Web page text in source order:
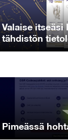
Valaise itseäsi
tähdistön
Pimeässä